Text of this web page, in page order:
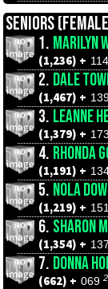
1. MARILYN
(1,236) + 114
2. DALE
(1,467) +
3. LEANNE
(1,379) + 173
4. RHONDA
(1,191) +
5. NOLA
(1,219) + 151
6. SHARON
(1,354) + 137
7. DONNA
(662) + 069